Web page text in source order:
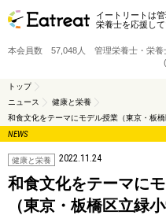
イートリートは
栄養士を応援して
本会員数 57,048人 管理栄養士・栄養
トップ
ニュース
健康と栄養
NEWS
健康と栄養 2022.11.24
和食文化をテーマに
（東京・板橋区立緑